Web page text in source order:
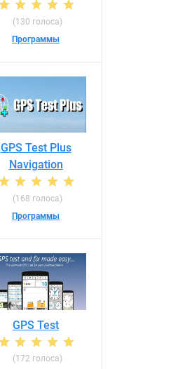
(130 голоса)
Программы
GPS Test Plus
Navigation
(168 голоса)
Программы
GPS Test
(172 голоса)